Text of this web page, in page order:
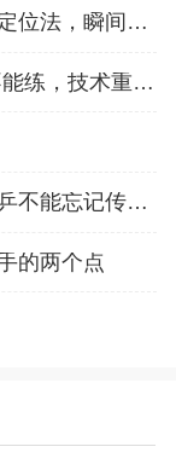
开发打乒乓球的空间感：三角定位法，瞬间找准最佳击球点
业余练乒乓球:反手拧拉不是不能练，技术重点就不在手上
一拍振醒中国体育的春天，国乒不能忘记传奇前辈这份初心！
的两个点